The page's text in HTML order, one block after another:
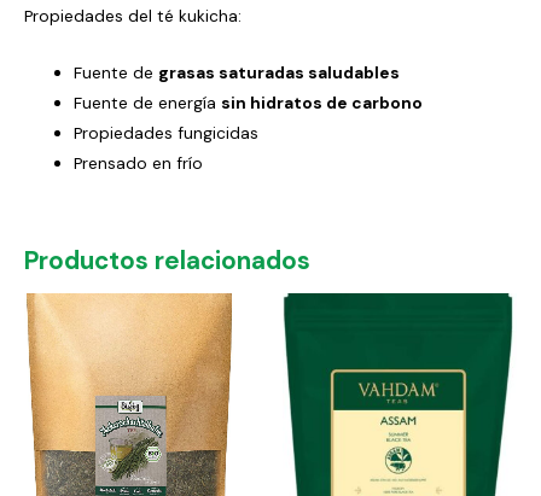
Propiedades del té kukicha:
Fuente de grasas saturadas saludables
Fuente de energía sin hidratos de carbono
Propiedades fungicidas
Prensado en frío
Productos relacionados